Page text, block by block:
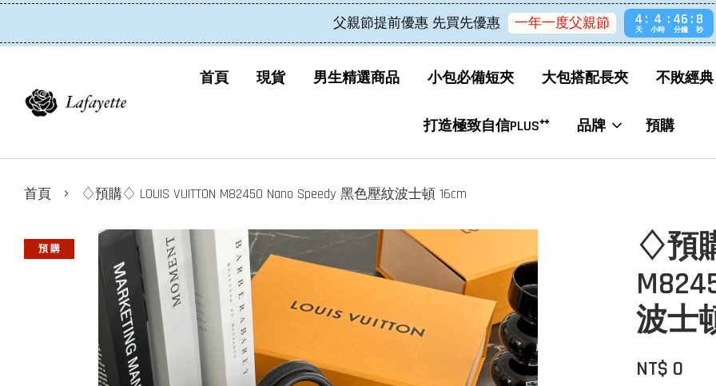
父親節提前優惠 先買先優惠 一年一度父親節 4
天
4
小時
46
分鐘
8
秒
首頁 現貨 男生精選商品 小包必備短夾 大包搭配長夾 不敗經
打造極致自信PLUS⁺⁺ 品牌 預購
首頁 › ♢預購♢ LOUIS VUITTON M82450 Nano Speedy 黑色壓紋波士頓 16cm
預 購
♢預
波士
NT$ 0